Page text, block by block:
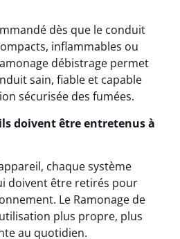
dès que le conduit
inflammables ou
débistrage permet
sain, fiable et capable
sécurisée des fumées.
doivent être entretenus à
chaque système
doivent être retirés pour
Le Ramonage de
plus propre, plus
au quotidien.